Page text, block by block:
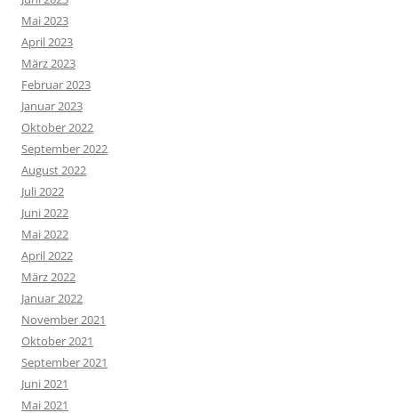
Mai 2023
April 2023
März 2023
Februar 2023
Januar 2023
Oktober 2022
September 2022
August 2022
Juli 2022
Juni 2022
Mai 2022
April 2022
März 2022
Januar 2022
November 2021
Oktober 2021
September 2021
Juni 2021
Mai 2021